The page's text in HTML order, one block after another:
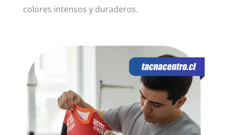
colores intensos y duraderos.